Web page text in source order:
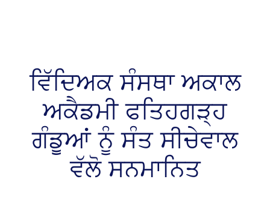
ਵਿੱਦਿਅਕ ਸੰਸਥਾ ਅਕਾਲ
ਅਕੈਡਮੀ ਫਤਿਹਗੜ੍ਹ
ਗੰਡੂਆਂ ਨੂੰ ਸੰਤ ਸੀਚੇਵਾਲ
ਵੱਲੋ ਸਨਮਾਨਿਤ